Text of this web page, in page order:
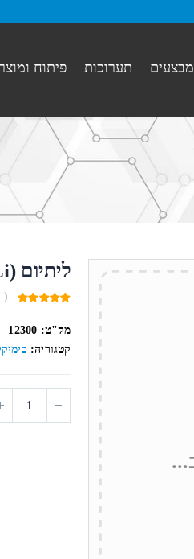
מבצעים תערוכות פיתוח
ליתיום (Li) כמות 10 ג’ 444456
out
of
5
(
מק"ט: 12300
קטגוריה: